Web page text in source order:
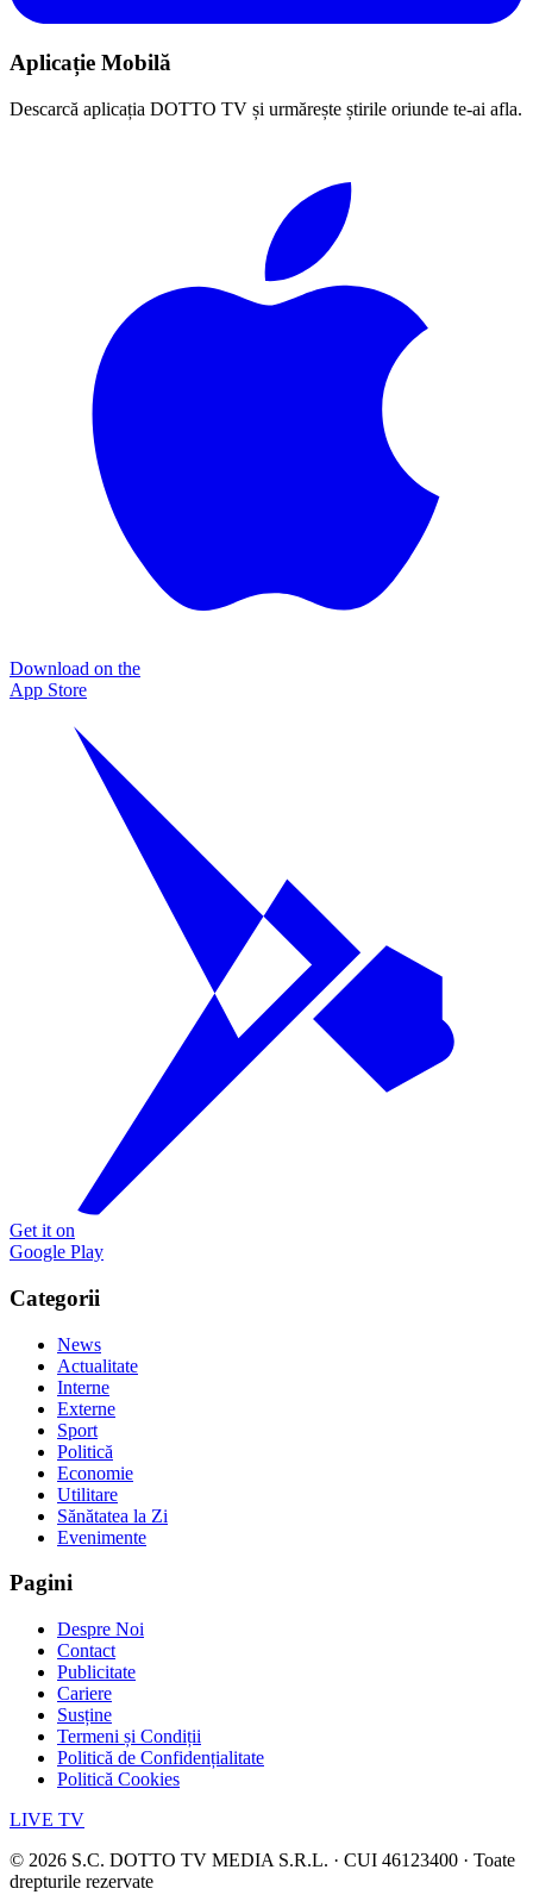
Aplicație Mobilă
Descarcă aplicația DOTTO TV și urmărește știrile oriunde te-ai afla.
Download on the
App Store
Get it on
Google Play
Categorii
News
Actualitate
Interne
Externe
Sport
Politică
Economie
Utilitare
Sănătatea la Zi
Evenimente
Pagini
Despre Noi
Contact
Publicitate
Cariere
Susține
Termeni și Condiții
Politică de Confidențialitate
Politică Cookies
LIVE TV
© 2026 S.C. DOTTO TV MEDIA S.R.L. · CUI 46123400 · Toate
drepturile rezervate